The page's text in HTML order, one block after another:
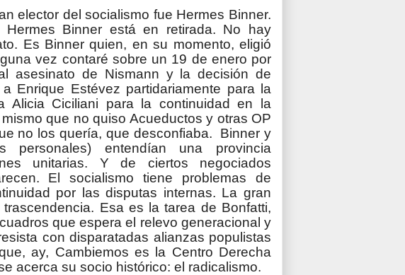
elector del socialismo fue Hermes Binner.
Binner está en retirada. No hay
Es Binner quien, en su momento, eligió
vez contaré sobre un 19 de enero por
asesinato de Nismann y la decisión de
Enrique Estévez partidariamente para la
Alicia Ciciliani para la continuidad en la
que no quiso Acueductos y otras OP
no los quería, que desconfiaba. Binner y
personales) entendían una provincia
unitarias. Y de ciertos negociados
El socialismo tiene problemas de
por las disputas internas. La gran
Esa es la tarea de Bonfatti,
que espera el relevo generacional y
con disparatadas alianzas populistas
ay, Cambiemos es la Centro Derecha
acerca su socio histórico: el radicalismo.